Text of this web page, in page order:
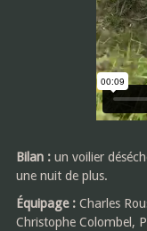
Bilan :un voilier
une nuit de plus.
Équipage :Charles
Christophe Colombel,